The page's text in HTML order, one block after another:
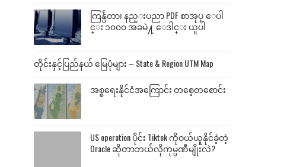
ကြန္ပ်ဴတာ၊ နည္းပညာ PDF စာအုပ္ ေပါ
င္း ၁၀၀၀ အခမဲ႔ ေဒါင္း ယူပါ
တိုင်းနှင့်ပြည်နယ် မြေပုံများ – State & Region UTM Map
အစ္စရေးနိုင်ငံအကြောင်း တစေ့တစောင်း
US operation ပိုင်း Tiktok ကိုဝယ်ယူနိုင်ခဲ့တဲ့
Oracle ဆိုတာဘယ်လိုကုမ္ပဏီမျိုးလဲ?